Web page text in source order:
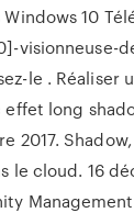
Windows 10
visionneuse-
le . Réaliser
long
2017.
le cloud. 16